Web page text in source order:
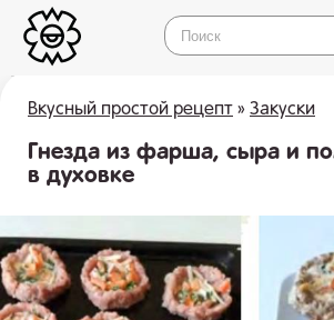
Вкусный простой рецепт » Закуски
Гнезда из фарша, сыра и
в духовке